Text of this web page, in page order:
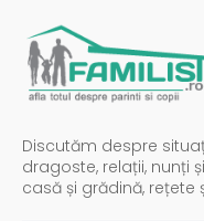
Discutăm despre
dragoste, relații, nunți
casă și grădină, rețete